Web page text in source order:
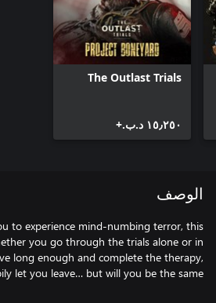
The Outlast Trials
١٥٫٢٥٠ د.ب.‏+
الوصف
to experience mind-numbing terror, this
you go through the trials alone or in
long enough and complete the therapy,
let you leave… but will you be the same?